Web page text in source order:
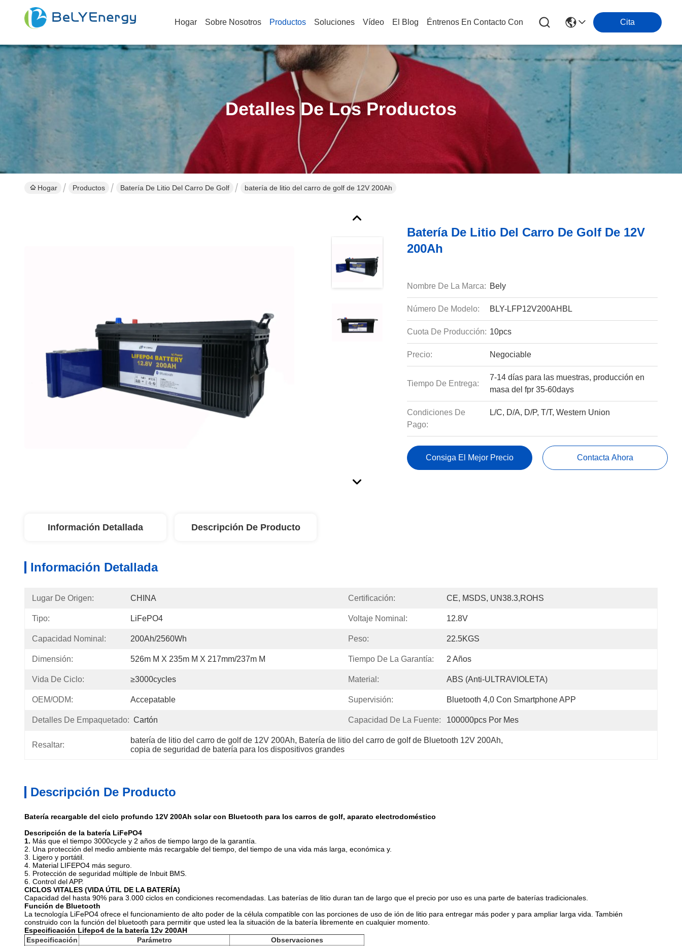
Hogar Sobre Nosotros Productos Soluciones Vídeo El Blog Éntrenos En Contacto Con Cita
Detalles De Los Productos
Hogar Productos Batería De Litio Del Carro De Golf batería de litio del carro de golf de 12V 200Ah
Batería De Litio Del Carro De Golf De 12V
200Ah
Nombre De La Marca: Bely
Número De Modelo: BLY-LFP12V200AHBL
Cuota De Producción: 10pcs
Precio: Negociable
Tiempo De Entrega:
7-14 días para las muestras, producción en
masa del fpr 35-60days
Condiciones De
Pago:
L/C, D/A, D/P, T/T, Western Union
Consiga El Mejor Precio Contacta Ahora
Información Detallada Descripción De Producto
Información Detallada
Lugar De Origen: CHINA Certificación: CE, MSDS, UN38.3,ROHS
Tipo: LiFePO4 Voltaje Nominal: 12.8V
Capacidad Nominal: 200Ah/2560Wh Peso: 22.5KGS
Dimensión: 526m M X 235m M X 217mm/237m M Tiempo De La Garantía: 2 Años
Vida De Ciclo: ≥3000cycles Material: ABS (anti-ULTRAVIOLETA)
OEM/ODM: Accepatable Supervisión: Bluetooth 4,0 Con Smartphone APP
Detalles De Empaquetado: Cartón Capacidad De La Fuente: 100000pcs Por Mes
Resaltar:
batería de litio del carro de golf de 12V 200Ah, Batería de litio del carro de golf de Bluetooth 12V 200Ah,
copia de seguridad de batería para los dispositivos grandes
Descripción De Producto
Batería recargable del ciclo profundo 12V 200Ah solar con Bluetooth para los carros de golf, aparato electrodoméstico
Descripción de la batería LiFePO4
1. Más que el tiempo 3000cycle y 2 años de tiempo largo de la garantía.
2. Una protección del medio ambiente más recargable del tiempo, del tiempo de una vida más larga, económica y.
3. Ligero y portátil.
4. Material LIFEPO4 más seguro.
5. Protección de seguridad múltiple de Inbuit BMS.
6. Control del APP.
CICLOS VITALES (VIDA ÚTIL DE LA BATERÍA)
Capacidad del hasta 90% para 3.000 ciclos en condiciones recomendadas. Las baterías de litio duran tan de largo que el precio por uso es una parte de baterías tradicionales.
Función de Bluetooth
La tecnología LiFePO4 ofrece el funcionamiento de alto poder de la célula compatible con las porciones de uso de ión de litio para entregar más poder y para ampliar larga vida. También
construido con la función del bluetooth para permitir que usted lea la situación de la batería libremente en cualquier momento.
Especificación Lifepo4 de la batería 12v 200AH
Especificación
Parámetro
Observaciones